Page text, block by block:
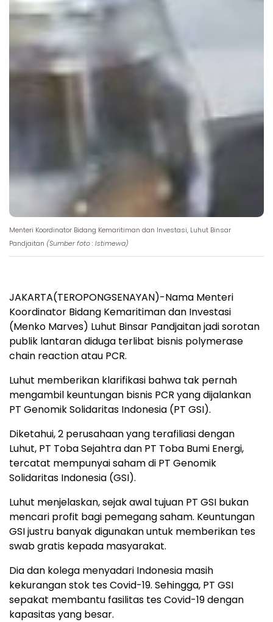
Menteri Koordinator Bidang Kemaritiman dan Investasi, Luhut Binsar
Pandjaitan (Sumber foto : Istimewa)
JAKARTA(TEROPONGSENAYAN)-Nama Menteri
Koordinator Bidang Kemaritiman dan Investasi
(Menko Marves) Luhut Binsar Pandjaitan jadi sorotan
publik lantaran diduga terlibat bisnis polymerase
chain reaction atau PCR.
Luhut memberikan klarifikasi bahwa tak pernah
mengambil keuntungan bisnis PCR yang dijalankan
PT Genomik Solidaritas Indonesia (PT GSI).
Diketahui, 2 perusahaan yang terafiliasi dengan
Luhut, PT Toba Sejahtra dan PT Toba Bumi Energi,
tercatat mempunyai saham di PT Genomik
Solidaritas Indonesia (GSI).
Luhut menjelaskan, sejak awal tujuan PT GSI bukan
mencari profit bagi pemegang saham. Keuntungan
GSI justru banyak digunakan untuk memberikan tes
swab gratis kepada masyarakat.
Dia dan kolega menyadari Indonesia masih
kekurangan stok tes Covid-19. Sehingga, PT GSI
sepakat membantu fasilitas tes Covid-19 dengan
kapasitas yang besar.